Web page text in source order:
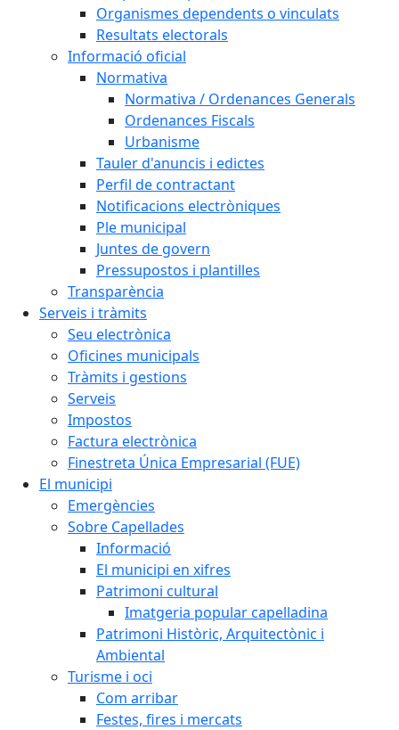
Organismes dependents o vinculats
Resultats electorals
Informació oficial
Normativa
Normativa / Ordenances Generals
Ordenances Fiscals
Urbanisme
Tauler d'anuncis i edictes
Perfil de contractant
Notificacions electròniques
Ple municipal
Juntes de govern
Pressupostos i plantilles
Transparència
Serveis i tràmits
Seu electrònica
Oficines municipals
Tràmits i gestions
Serveis
Impostos
Factura electrònica
Finestreta Única Empresarial (FUE)
El municipi
Emergències
Sobre Capellades
Informació
El municipi en xifres
Patrimoni cultural
Imatgeria popular capelladina
Patrimoni Històric, Arquitectònic i
Ambiental
Turisme i oci
Com arribar
Festes, fires i mercats